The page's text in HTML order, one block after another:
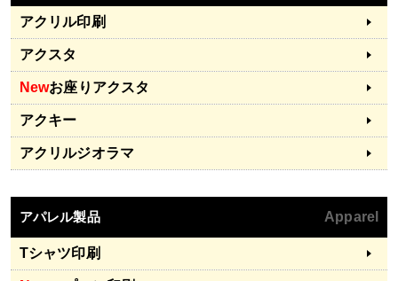
アクリル印刷
アクスタ
Newお座りアクスタ
アクキー
アクリルジオラマ
アパレル製品 Apparel
Tシャツ印刷